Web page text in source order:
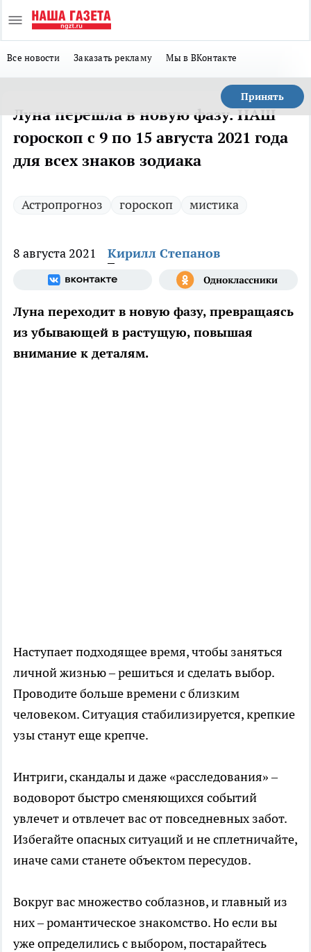
Все новости Заказать рекламу Мы в ВКонтакте
Принять
Луна перешла в новую фазу. НАШ
гороскоп с 9 по 15 августа 2021 года
для всех знаков зодиака
Астропрогноз гороскоп мистика
8 августа 2021 Кирилл Степанов
Луна переходит в новую фазу, превращаясь
из убывающей в растущую, повышая
внимание к деталям.
Наступает подходящее время, чтобы заняться
личной жизнью – решиться и сделать выбор.
Проводите больше времени с близким
человеком. Ситуация стабилизируется, крепкие
узы станут еще крепче.
Интриги, скандалы и даже «расследования» –
водоворот быстро сменяющихся событий
увлечет и отвлечет вас от повседневных забот.
Избегайте опасных ситуаций и не сплетничайте,
иначе сами станете объектом пересудов.
Вокруг вас множество соблазнов, и главный из
них – романтическое знакомство. Но если вы
уже определились с выбором, постарайтесь